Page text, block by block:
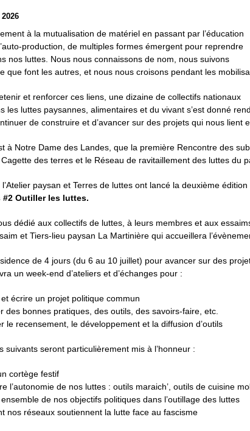
à la mutualisation de matériel en passant par l’éducation
production, de multiples formes émergent pour reprendre
nos luttes. Nous nous connaissons de nom, nous suivons
que font les autres, et nous nous croisons pendant les
et renforcer ces liens, une dizaine de collectifs nationaux
les luttes paysannes, alimentaires et du vivant s’est donné
de construire et d’avancer sur des projets qui nous lient
à Notre Dame des Landes, que la première Rencontre des
des terres et le Réseau de ravitaillement des luttes du
paysan et Terres de luttes ont lancé la deuxième
Outiller les luttes.
dédié aux collectifs de luttes, à leurs membres et aux
et Tiers-lieu paysan La Martinière qui accueillera
de 4 jours (du 6 au 10 juillet) pour avancer sur des
un week-end d’ateliers et d’échanges pour :
écrire un projet politique commun
des bonnes pratiques, des outils, des savoirs-faire, etc.
le recensement, le développement et la diffusion d’outils
suivants seront particulièrement mis à l’honneur :
cortège festif
l’autonomie de nos luttes : outils maraich’, outils de cuisine
de nos objectifs politiques dans l’outillage des luttes
nos réseaux soutiennent la lutte face au fascisme